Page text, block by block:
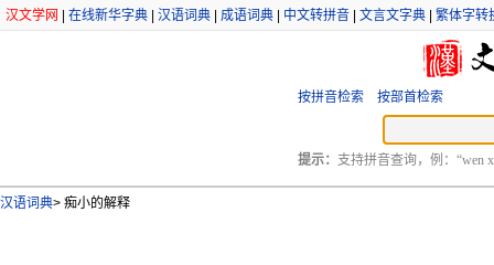
汉文学网 在线新华字典 汉语词典 成语词典 中文转拼音 文言文字典 繁体字转
按拼音检索 按部首检索
提示： 支持拼音查询，例：“wen
汉语词典> 痴小的解释